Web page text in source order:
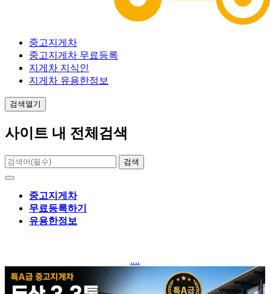
중고지게차
중고지게차 무료등록
지게차 지식인
지게차 유용한정보
검색열기
사이트 내 전체검색
검색
중고지게차
무료등록하기
유용한정보
....